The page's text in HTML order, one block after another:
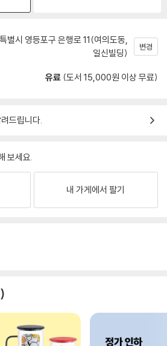
별시 영등포구 은행로 11(여의도동,
일신빌딩)
변경
유료 (도서 15,000원 이상 무료)
드립니다.
보세요.
내 가게에서 팔기